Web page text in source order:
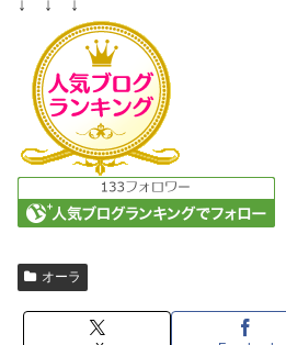
↓ ↓ ↓
オーラ